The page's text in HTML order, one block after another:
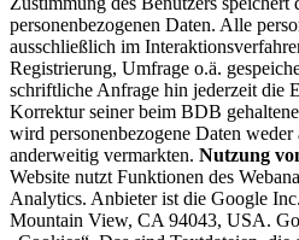
personenbezogenen Daten. Alle
ausschließlich im
Registrierung, Umfrage o.ä.
schriftliche Anfrage hin jederzeit die
Korrektur seiner beim BDB
wird personenbezogene Daten
anderweitig vermarkten. Nutzung
Website nutzt Funktionen des
Analytics. Anbieter ist die Google
Mountain View, CA 94043, USA.